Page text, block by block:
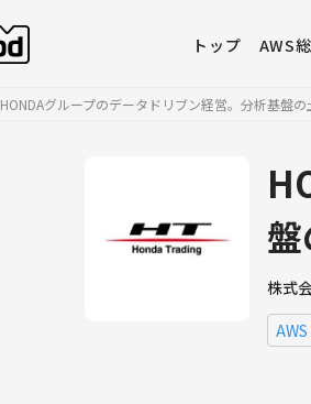
トップ AWS
HONDAグループのデータドリブン経営。分析基盤
株式
AWS